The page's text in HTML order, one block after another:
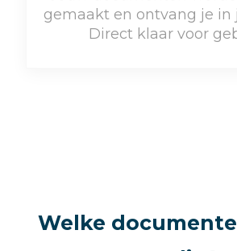
gemaakt en ontvang je in
Direct klaar voor
Welke